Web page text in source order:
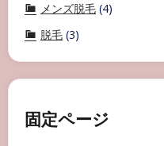
メンズ脱毛 (4)
脱毛 (3)
固定ページ